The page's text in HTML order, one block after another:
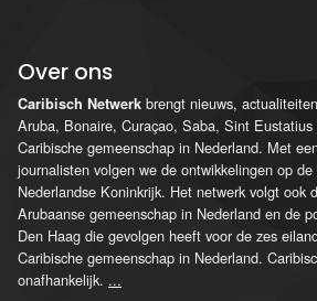
Over ons
Caribisch Netwerk brengt nieuws,
Aruba, Bonaire, Curaçao, Saba, Sint
Caribische gemeenschap in Nederland. Met
journalisten volgen we de ontwikkelingen op
Nederlandse Koninkrijk. Het netwerk volgt ook
Arubaanse gemeenschap in Nederland en de
Den Haag die gevolgen heeft voor de zes
Caribische gemeenschap in Nederland.
onafhankelijk. ...